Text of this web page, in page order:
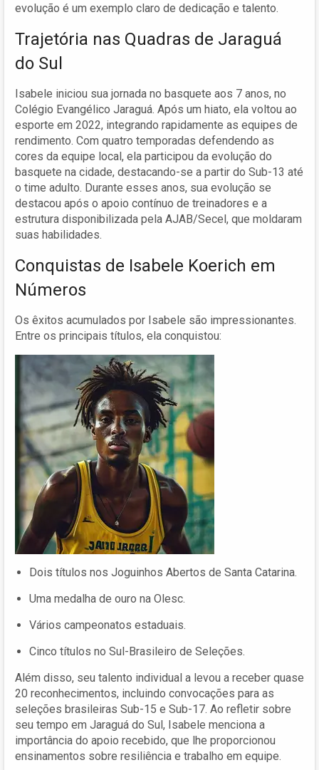
evolução é um exemplo claro de dedicação e talento.
Trajetória nas Quadras de Jaraguá
do Sul
Isabele iniciou sua jornada no basquete aos 7 anos, no
Colégio Evangélico Jaraguá. Após um hiato, ela voltou ao
esporte em 2022, integrando rapidamente as equipes de
rendimento. Com quatro temporadas defendendo as
cores da equipe local, ela participou da evolução do
basquete na cidade, destacando-se a partir do Sub-13 até
o time adulto. Durante esses anos, sua evolução se
destacou após o apoio contínuo de treinadores e a
estrutura disponibilizada pela AJAB/Secel, que moldaram
suas habilidades.
Conquistas de Isabele Koerich em
Números
Os êxitos acumulados por Isabele são impressionantes.
Entre os principais títulos, ela conquistou:
Dois títulos nos Joguinhos Abertos de Santa Catarina.
Uma medalha de ouro na Olesc.
Vários campeonatos estaduais.
Cinco títulos no Sul-Brasileiro de Seleções.
Além disso, seu talento individual a levou a receber quase
20 reconhecimentos, incluindo convocações para as
seleções brasileiras Sub-15 e Sub-17. Ao refletir sobre
seu tempo em Jaraguá do Sul, Isabele menciona a
importância do apoio recebido, que lhe proporcionou
ensinamentos sobre resiliência e trabalho em equipe.